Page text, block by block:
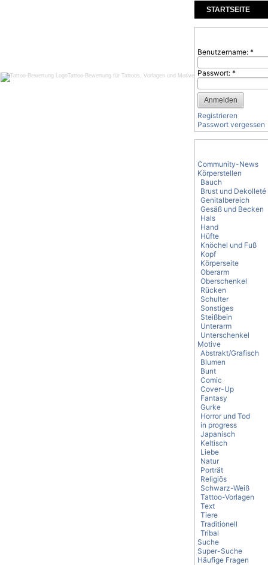
Tattoo-Bewertung für Tattoos, Vorlagen und Motive
STARTSEITE
KOMMENTARE
Benutzername: *
Passwort: *
Registrieren
Passwort vergessen
Community-News
Körperstellen
Bauch
Brust und Dekolleté
Genitalbereich
Gesäß und Becken
Hals
Hand
Hüfte
Knöchel und Fuß
Kopf
Körperseite
Oberarm
Oberschenkel
Rücken
Schulter
Sonstiges
Steißbein
Unterarm
Unterschenkel
Motive
Abstrakt/Grafisch
Blumen
Bunt
Comic
Cover-Up
Fantasy
Gurke
Horror und Tod
in progress
Japanisch
Keltisch
Liebe
Natur
Porträt
Religiös
Schwarz-Weiß
Tattoo-Vorlagen
Text
Tiere
Traditionell
Tribal
Suche
Super-Suche
Häufige Fragen